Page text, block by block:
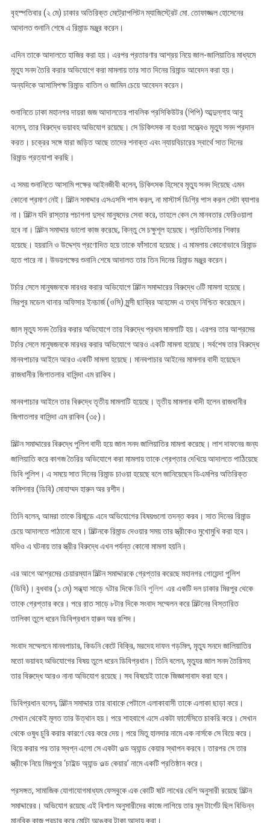
বৃহস্পতিবার (২ মে) ঢাকার অতিরিক্ত মেট্রোপলিটন ম্যাজিস্ট্রেট মো. তোফাজ্জল হোসেনের
আদালত শুনানি শেষে এ রিমান্ড মঞ্জুর করেন।
এদিন তাকে আদালতে হাজির করা হয়। এরপর প্রতারণার আশ্রয় নিয়ে জাল-জালিয়াতির মাধ্যমে
মৃত্যু সনদ তৈরি করার অভিযোগে করা মামলায় তার সাত দিনের রিমান্ড আবেদন করা হয়।
অন্যদিকে আসামিপক্ষ রিমান্ড বাতিল ও জামিন চেয়ে আবেদন করেন।
শুনানিতে ঢাকা মহানগর দায়রা জজ আদালতের পাবলিক প্রসিকিউটর (পিপি) আব্দুল্লাহ আবু
বলেন, তার বিরুদ্ধে ভয়াবহ অভিযোগ রয়েছে। সে চিকিৎসক না হওয়া সত্ত্বেও মৃত্যু সনদ প্রদান
করত। চক্রের সঙ্গে যারা জড়িত আছে তাদের শনাক্ত এবং ন্যায়বিচারের স্বার্থে সাত দিনের
রিমান্ড প্রত্যাশা করছি।
এ সময় শুনানিতে আসামি পক্ষের আইনজীবী বলেন, চিকিৎসক হিসেবে মৃত্যু সনদ দিয়েছে এমন
কোনো প্রমাণ নেই। মিল্টন সমাদ্দার এসএসসি পাস করল, না মাস্টার্স ডিগ্রি পাস করল সেটা ব্যাপার
না। মিল্টন যদি রাস্তার পচাগলা দুস্থ মানুষদের সেবা করে, তাহলে কেন সে মানবতার ফেরিওয়ালা
হবে না। মিল্টন সমাদ্দার ভালো কাজ করেছে, কিন্তু সে চক্ষুশূল হয়েছে। প্রতিহিংসার শিকার
হয়েছে। হয়রানি ও উদ্দেশ্য প্রণোদিত হয়ে তাকে ফাঁসানো হয়েছে। এ মামলায় কোনোভাবে রিমান্ড
হতে পারে না। উভয়পক্ষের শুনানি শেষে আদালত তার তিন দিনের রিমান্ড মঞ্জুর করেন।
টর্চার সেলে মানুষজনকে মারধর করার অভিযোগে মিল্টন সমাদ্দারের বিরুদ্ধে ৩টি মামলা হয়েছে।
মিরপুর মডেল থানার অফিসার ইনচার্জ (ওসি) মুন্সী ছাব্বির আহমেদ এ তথ্য নিশ্চিত করেছেন।
জাল মৃত্যু সনদ তৈরির করার অভিযোগে তার বিরুদ্ধে প্রথম মামলাটি হয়। এরপর তার আশ্রমের
টর্চার সেলে মানুষজনকে মারধর করার অভিযোগে আরও একটি মামলা হয়েছে। সর্বশেষ তার বিরুদ্ধে
মানবপাচার আইনে আরও একটি মামলা হয়েছে। মানবপাচার আইনের মামলার বাদী হয়েছেন
রাজধানীর জিগাতলার বাসিন্দা এম রাকিব।
মানবপাচার আইনে তার বিরুদ্ধে তৃতীয় মামলাটি হয়েছে। তৃতীয় মামলার বাদী হলেন রাজধানীর
জিগাতলার বাসিন্দা এম রাকিব (৩৫)।
মিল্টন সমাদ্দারের বিরুদ্ধে পুলিশ বাদী হয়ে জাল সনদ জালিয়াতির মামলা করেছে। লাশ দাফনের জন্য
জালিয়াতি করে কাগজ তৈরির অভিযোগে করা মামলায় তাকে গ্রেপ্তার দেখিয়ে আদালতে পাঠিয়েছে
ডিবি পুলিশ। এ সময়ে সাত দিনের রিমান্ড চাওয়া হয়েছে বলে জানিয়েছেন ডিএমপির অতিরিক্ত
কমিশনার (ডিবি) মোহাম্মদ হারুন অর রশীদ।
তিনি বলেন, আমরা তাকে রিমান্ডে এনে অভিযোগের বিষয়গুলো তদন্ত করব। সাত দিনের রিমান্ড
চেয়ে আদালতে পাঠানো হবে। মিল্টনকে রিমান্ড দেওয়ার সময় তার স্ত্রীকেও মুখোমুখি করা হবে।
যদিও এ ঘটনায় তার স্ত্রীর বিরুদ্ধে এখন পর্যন্ত কোনো মামলা হয়নি।
এর আগে আশ্রমের চেয়ারম্যান মিল্টন সমাদ্দারকে গ্রেপ্তার করেছে মহানগর গোয়েন্দা পুলিশ
(ডিবি)। বুধবার (১ মে) সন্ধ্যা সাড়ে ৭টার দিকেডিবি পুলিশএর একটি দল ঢাকার মিরপুর থেকে
তাকে গ্রেপ্তার করে। পরে রাত সাড়ে ৮টার দিকে সংবাদ সম্মেলন করে মিল্টনের বিস্তারিত
তালিকা তুলে ধরেন ডিবিপ্রধান হারুন অর রশিদ।
সংবাদ সম্মেলনে মানবপাচার, কিডনি কেটে বিক্রি, মরদেহ দাফন গড়মিল, মৃত্যু সনদে জালিয়াতির
মতো ভয়াবহ অভিযোগের বিষয় তুলে ধরেন ডিবিপ্রধান। তিনি বলেন, মৃত্যুর জাল সনদ তৈরিসহ
তার বিরুদ্ধে আরও নানা অভিযোগ রয়েছে। সব বিষয়েই তাকে জিজ্ঞাসাবাদ করা হবে।
ডিবিপ্রধান বলেন, মিল্টন সমাদ্দার তার বাবাকে পেটালে এলাকাবাসী তাকে এলাকা ছাড়া করে।
সেখান থেকেই মূলত তার উত্থান হয়। পরে শাহবাগে এসে একটা ফার্মেসিতে চাকরি করে। সেখান
থেকে ওষুধ চুরি করার কারণে বের করে দেয়। পরে মিতু হালদার নামে এক নার্সকে সে বিয়ে করে।
বিয়ে করার পর তার স্বপ্ন এলো সে একটা ওল্ড অ্যান্ড কেয়ার স্থাপন করবে। তারপর সে তার
স্ত্রীকে নিয়ে মিরপুরে ‘চাইল্ড অ্যান্ড ওল্ড কেয়ার’ নামে একটি প্রতিষ্ঠান করে।
প্রসঙ্গত, সামাজিক যোগাযোগমাধ্যম ফেসবুকে এক কোটি ষাট লাখের বেশি অনুসারী রয়েছে মিল্টন
সমাদ্দারের। অভিযোগ রয়েছে এই বিশাল অনুসারীদের কাজে লাগিয়ে তার মূল টার্গেট ছিল বিভিন্ন
মানবিক কাজ প্রচার করে মোটা অঙ্কের টাকা আদায় করা।